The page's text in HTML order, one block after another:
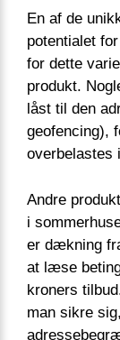
En af de
potentialet
for dette
produkt.
låst til den
geofencing),
overbelastes
Andre
i
er dækning
at læse
kroners
man sikre